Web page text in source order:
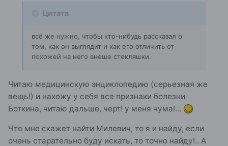
Цитата
всё же нужно, чтобы кто-нибудь рассказал о
том, как он выглядит и как его отличить от
похожей на него внеше стекляшки.
Читаю медицинскую энциклопедию (серьезная же
вещь!) и нахожу у себя все признаки болезни
Боткина, читаю дальше, черт! у меня чума!...
Что мне скажет найти Милевич, то я и найду, если
очень старательно буду искать, то точно найду!.. А